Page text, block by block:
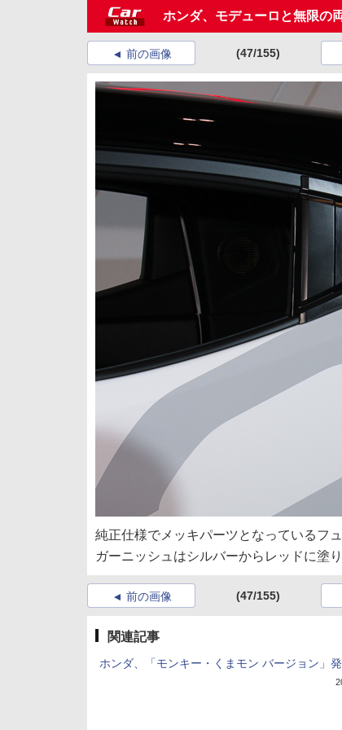
ホンダ、モデューロと無限の
前の画像 (47/155)
純正仕様でメッキパーツとなっているフ
ガーニッシュはシルバーからレッドに塗
前の画像 (47/155)
関連記事
ホンダ、「モンキー・くまモン バージョン」